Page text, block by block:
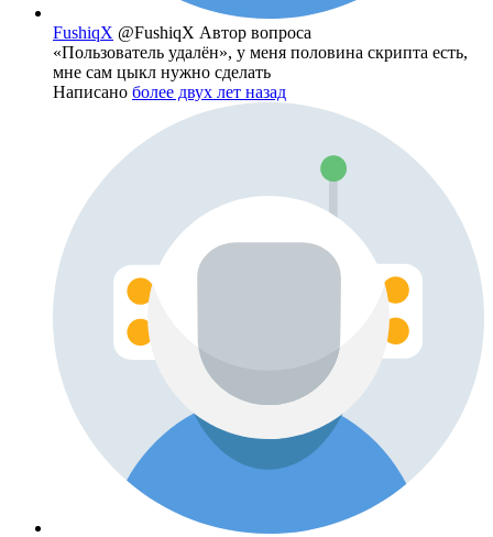
FushiqX @FushiqX Автор вопроса
«Пользователь удалён», у меня половина скрипта есть,
мне сам цыкл нужно сделать
Написано более двух лет назад